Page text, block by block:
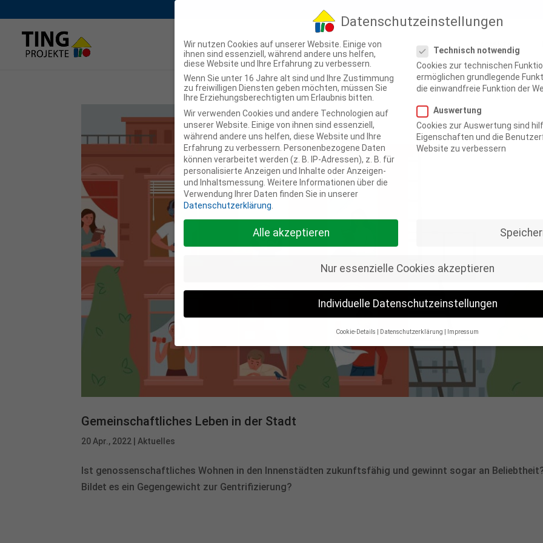
Projekte
Gemeinschaftliches Leben in der Stadt
20 Apr., 2022 |Aktuelles
Ist genossenschaftliches Wohnen in den Innenstädten zukunftsfähig und gewinnt sogar an
Bildet es ein Gegengewicht zur Gentrifizierung?
Datenschutzeinstellungen
Wir nutzen Cookies auf unserer Website. Einige von
ihnen sind essenziell, während andere uns helfen,
diese Website und Ihre Erfahrung zu verbessern.
Wenn Sie unter 16 Jahre alt sind und Ihre Zustimmung
zu freiwilligen Diensten geben möchten, müssen Sie
Ihre Erziehungsberechtigten um Erlaubnis bitten.
Wir verwenden Cookies und andere Technologien auf
unserer Website. Einige von ihnen sind essenziell,
während andere uns helfen, diese Website und Ihre
Erfahrung zu verbessern. Personenbezogene Daten
können verarbeitet werden (z. B. IP-Adressen), z. B. für
personalisierte Anzeigen und Inhalte oder Anzeigen-
und Inhaltsmessung. Weitere Informationen über die
Verwendung Ihrer Daten finden Sie in unserer
Datenschutzerklärung
Technisch notwendig
Cookies zur technischen
ermöglichen grundlegende
die einwandfreie Funktion der
Auswertung
Cookies zur Auswertung sind
Eigenschaften und die
Website zu verbessern
Alle akzeptieren
Nur essenzielle Cookies akzeptieren
Individuelle Datenschutzeinstellungen
Cookie-Details Datenschutzerklärung Impressum
Datenschutzeinstellungen
Wenn Sie unter 16 Jahre alt sind und Ihre Zustimmung zu freiwilligen Diensten geben
Erziehungsberechtigten um Erlaubnis bitten.
Wir verwenden Cookies und andere Technologien auf unserer Website. Einige von ihnen sind
werden (z. B. IP-Adressen), z. B. für personalisierte Anzeigen und Inhalte oder Anzeigen- und
Nur essenzielle Cookies akzeptieren